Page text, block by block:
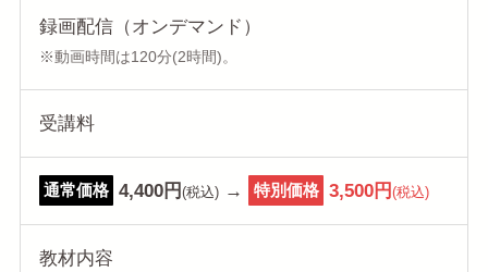
録画配信（オンデマンド）
※動画時間は120分(2時間)。
受講料
通常価格 4,400円(税込) → 特別価格 3,500円 (税込)
教材内容